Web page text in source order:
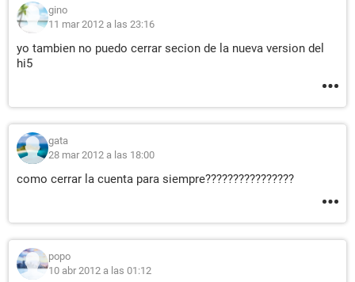
gino
11 mar 2012 a las 23:16
yo tambien no puedo cerrar secion de la nueva version del
hi5
gata
28 mar 2012 a las 18:00
como cerrar la cuenta para siempre????????????????
popo
10 abr 2012 a las 01:12